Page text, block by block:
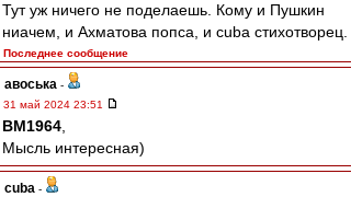
Тут уж ничего не поделаешь. Кому и Пушкин
ниачем, и Ахматова попса, и cuba стихотворец.
Последнее сообщение
авоська -
31 май 2024 23:51
BM1964
Мысль интересная)
cuba -